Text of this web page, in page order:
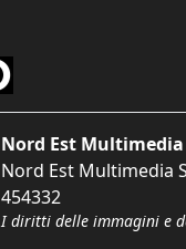
Nord Est Multimedia
Nord Est Multimedia
454332
I diritti delle immagini e